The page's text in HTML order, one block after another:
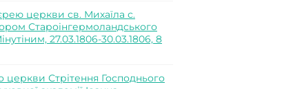
церкви св. Михаїла с.
Староінгермоландського
27.03.1806-30.03.1806, 8
Стрітення Господнього